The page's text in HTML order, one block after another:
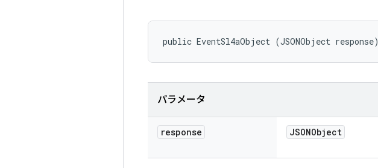
public EventSl4aObject (JSONObject response)
パラメータ
response JSONObject